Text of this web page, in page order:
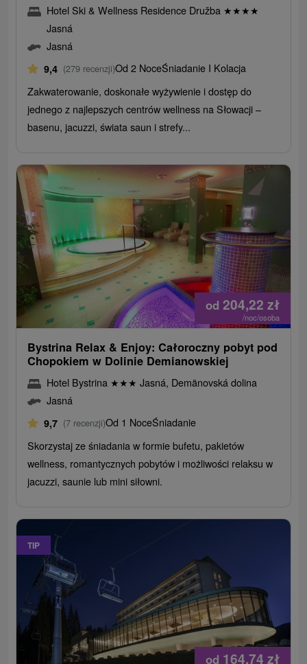
Hotel Ski & Wellness Residence Družba ★★★★
Jasná
Jasná
9,4 (279 recenzji)Od 2 NoceŚniadanie I Kolacja
Zakwaterowanie, doskonałe wyżywienie i dostęp do
jednego z najlepszych centrów wellness na Słowacji –
basenu, jacuzzi, świata saun i strefy...
od 204,22 zł
/noc/osoba
Bystrina Relax & Enjoy: Całoroczny pobyt pod
Chopokiem w Dolinie Demianowskiej
Hotel Bystrina ★★★ Jasná, Demänovská dolina
Jasná
9,7 (7 recenzji)Od 1 NoceŚniadanie
Skorzystaj ze śniadania w formie bufetu, pakietów
wellness, romantycznych pobytów i możliwości relaksu w
jacuzzi, saunie lub mini siłowni.
TIP
od 164,74 zł